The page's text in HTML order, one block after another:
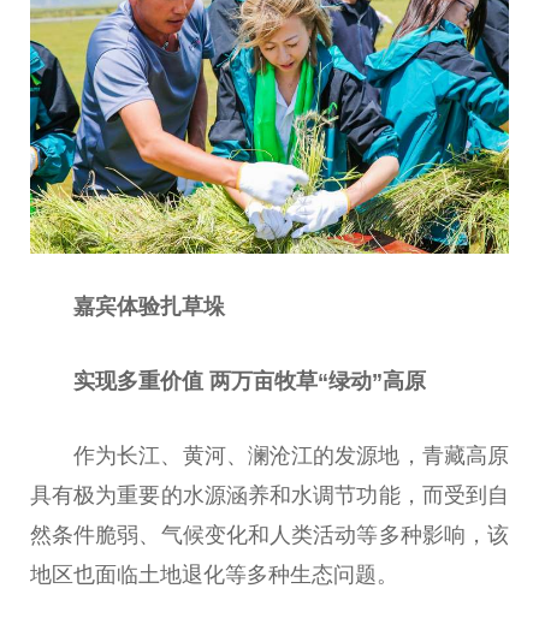
嘉宾体验扎草垛
实现多重价值 两万亩牧草“绿动”高原
作为长江、黄河、澜沧江的发源地，青藏高原
具有极为重要的水源涵养和水调节功能，而受到自
然条件脆弱、气候变化和人类活动等多种影响，该
地区也面临土地退化等多种生态问题。